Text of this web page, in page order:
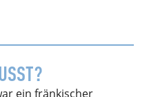
ein fränkischer